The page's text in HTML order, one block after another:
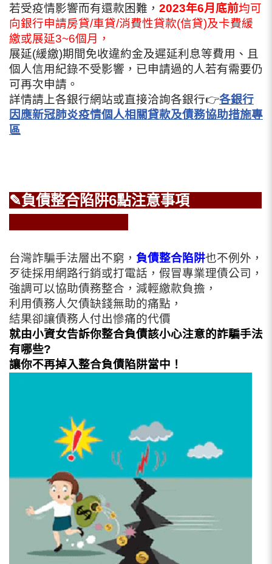
若受疫情影響而有還款困難， 2023年6月底前均可
向銀行申請房貸/車貸/消費性貸款(信貸)及卡費緩
繳或展延3~6個月，
展延(緩繳)期間免收違約金及遲延利息等費用、且
個人信用紀錄不受影響，已申請過的人若有需要仍
可再次申請。
詳情請上各銀行網站或直接洽詢各銀行👉各銀行
因應新冠肺炎疫情個人相關貸款及債務協助措施專
區
✎負債整合陷阱6點注意事項
台灣詐騙手法層出不窮， 負債整合陷阱也不例外，
歹徒採用網路行銷或打電話，假冒專業理債公司，
強調可以協助債務整合，減輕繳款負擔，
利用債務人欠債缺錢無助的痛點，
結果卻讓債務人付出慘痛的代價
就由小資女告訴你整合負債該小心注意的詐騙手法
有哪些?
讓你不再掉入整合負債陷阱當中！